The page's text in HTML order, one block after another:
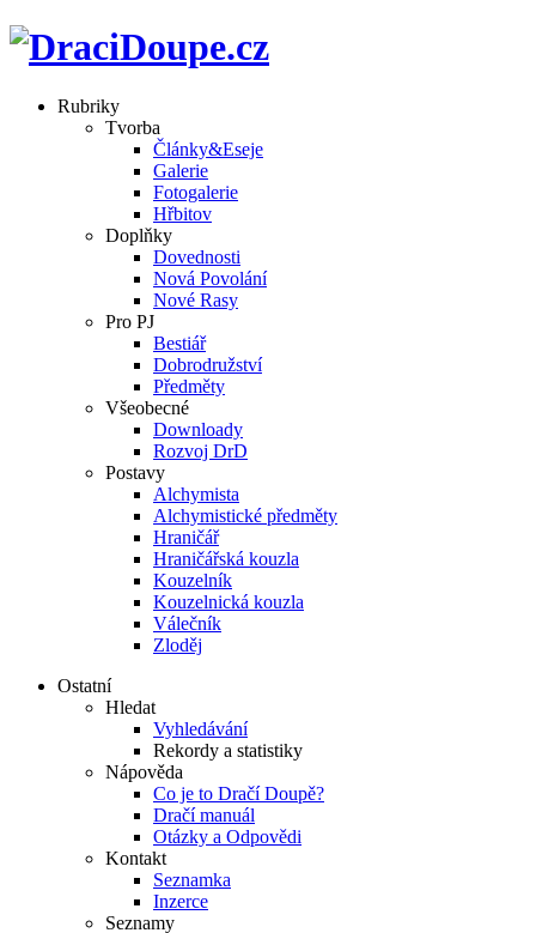
Rubriky
Tvorba
Články&Eseje
Galerie
Fotogalerie
Hřbitov
Doplňky
Dovednosti
Nová Povolání
Nové Rasy
Pro PJ
Bestiář
Dobrodružství
Předměty
Všeobecné
Downloady
Rozvoj DrD
Postavy
Alchymista
Alchymistické předměty
Hraničář
Hraničářská kouzla
Kouzelník
Kouzelnická kouzla
Válečník
Zloděj
Ostatní
Hledat
Vyhledávání
Rekordy a statistiky
Nápověda
Co je to Dračí Doupě?
Dračí manuál
Otázky a Odpovědi
Kontakt
Seznamka
Inzerce
Seznamy